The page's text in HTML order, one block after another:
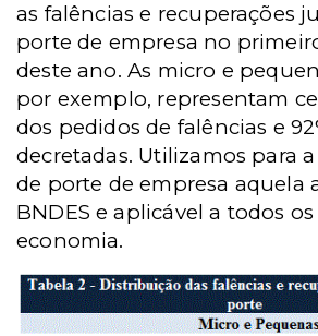
as falências e recuperações
porte de empresa no
deste ano. As micro e
por exemplo, representam
dos pedidos de falências e
decretadas. Utilizamos para
de porte de empresa aquela
BNDES e aplicável a todos
economia.